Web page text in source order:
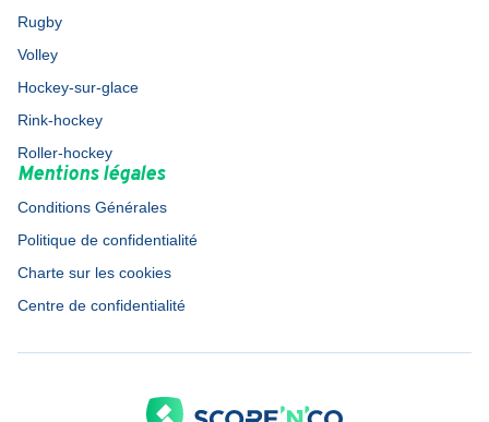
Rugby
Volley
Hockey-sur-glace
Rink-hockey
Roller-hockey
Mentions légales
Conditions Générales
Politique de confidentialité
Charte sur les cookies
Centre de confidentialité